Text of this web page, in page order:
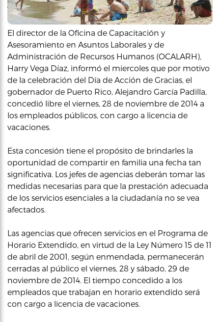
El director de la Oficina de Capacitación y
Asesoramiento en Asuntos Laborales y de
Administración de Recursos Humanos (OCALARH),
Harry Vega Díaz, informó el miercoles que por motivo
de la celebración del Día de Acción de Gracias, el
gobernador de Puerto Rico, Alejandro García Padilla,
concedió libre el viernes, 28 de noviembre de 2014 a
los empleados públicos, con cargo a licencia de
vacaciones.
Esta concesión tiene el propósito de brindarles la
oportunidad de compartir en familia una fecha tan
significativa. Los jefes de agencias deberán tomar las
medidas necesarias para que la prestación adecuada
de los servicios esenciales a la ciudadanía no se vea
afectados.
Las agencias que ofrecen servicios en el Programa de
Horario Extendido, en virtud de la Ley Número 15 de 11
de abril de 2001, según enmendada, permanecerán
cerradas al público el viernes, 28 y sábado, 29 de
noviembre de 2014. El tiempo concedido a los
empleados que trabajan en horario extendido será
con cargo a licencia de vacaciones.